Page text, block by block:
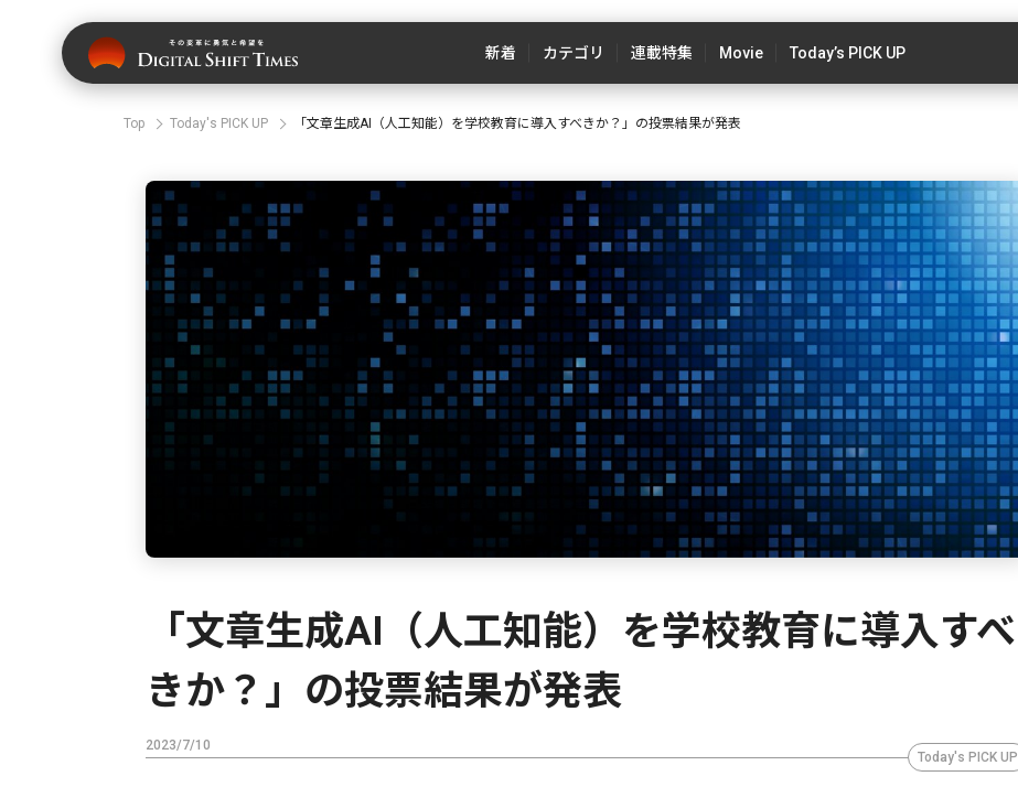
新着 カテゴリ 連載特集 Movie Today’s PICK UP
Top Today's PICK UP 「文章生成AI（人工知能）を学校教育に導入すべきか？」の投票結果が発表
「文章生成AI（人工知能）を学校教育に導入すべ
きか？」の投票結果が発表
2023/7/10
Today's PICK UP